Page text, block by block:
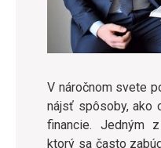
V náročnom svete
nájsť spôsoby, ako
financie. Jedným
ktorý sa často